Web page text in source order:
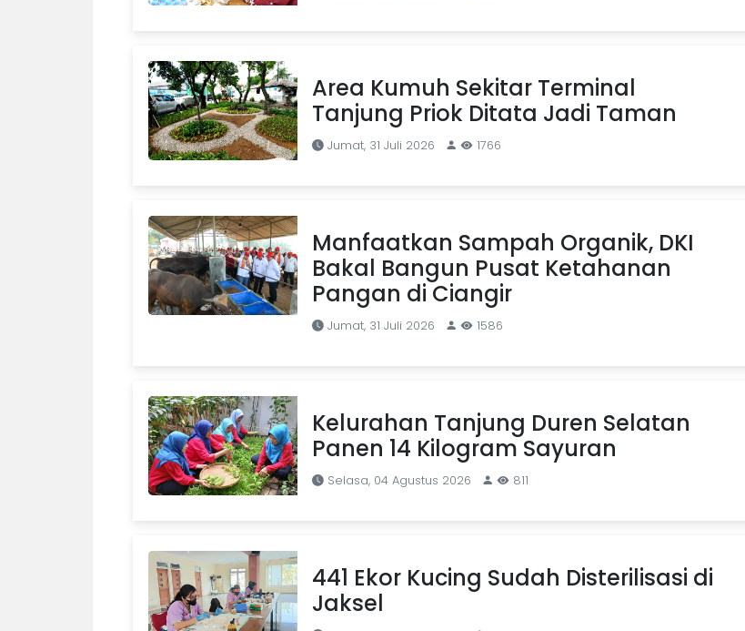
Area Kumuh Sekitar Terminal
Tanjung Priok Ditata Jadi Taman
Jumat, 31 Juli 2026 1766
Manfaatkan Sampah Organik, DKI
Bakal Bangun Pusat Ketahanan
Pangan di Ciangir
Jumat, 31 Juli 2026 1586
Kelurahan Tanjung Duren Selatan
Panen 14 Kilogram Sayuran
Selasa, 04 Agustus 2026 811
441 Ekor Kucing Sudah Disterilisasi di
Jaksel